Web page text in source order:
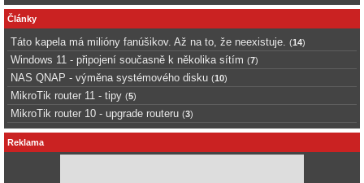
Články
Táto kapela má milióny fanúšikov. Až na to, že neexistuje. (14)
Windows 11 - připojení současně k několika sítím (7)
NAS QNAP - výměna systémového disku (10)
MikroTik router 11 - tipy (5)
MikroTik router 10 - upgrade routeru (3)
Reklama